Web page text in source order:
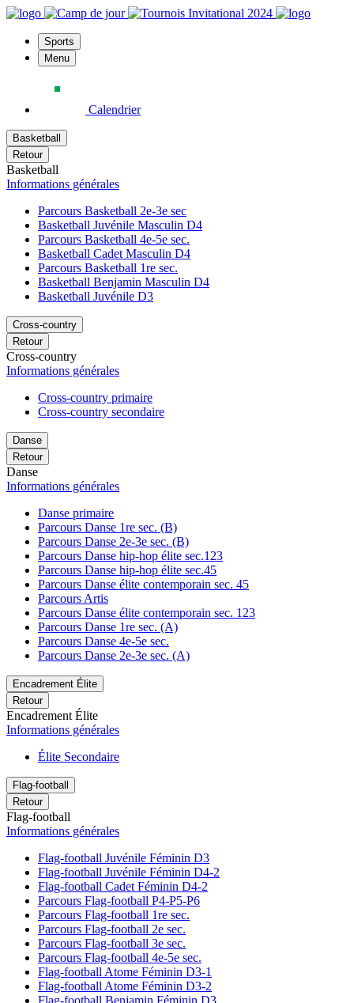
Sports
Menu
Calendrier
Basketball
Retour
Basketball
Informations générales
Parcours Basketball 2e-3e sec
Basketball Juvénile Masculin D4
Parcours Basketball 4e-5e sec.
Basketball Cadet Masculin D4
Parcours Basketball 1re sec.
Basketball Benjamin Masculin D4
Basketball Juvénile D3
Cross-country
Retour
Cross-country
Informations générales
Cross-country primaire
Cross-country secondaire
Danse
Retour
Danse
Informations générales
Danse primaire
Parcours Danse 1re sec. (B)
Parcours Danse 2e-3e sec. (B)
Parcours Danse hip-hop élite sec.123
Parcours Danse hip-hop élite sec.45
Parcours Danse élite contemporain sec. 45
Parcours Artis
Parcours Danse élite contemporain sec. 123
Parcours Danse 1re sec. (A)
Parcours Danse 4e-5e sec.
Parcours Danse 2e-3e sec. (A)
Encadrement Élite
Retour
Encadrement Élite
Informations générales
Élite Secondaire
Flag-football
Retour
Flag-football
Informations générales
Flag-football Juvénile Féminin D3
Flag-football Juvénile Féminin D4-2
Flag-football Cadet Féminin D4-2
Parcours Flag-football P4-P5-P6
Parcours Flag-football 1re sec.
Parcours Flag-football 2e sec.
Parcours Flag-football 3e sec.
Parcours Flag-football 4e-5e sec.
Flag-football Atome Féminin D3-1
Flag-football Atome Féminin D3-2
Flag-football Benjamin Féminin D3